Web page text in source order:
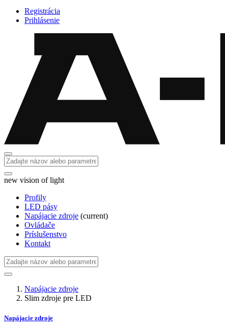
Registrácia
Prihlásenie
new vision of light
Profily
LED pásy
Napájacie zdroje (current)
Ovládače
Príslušenstvo
Kontakt
Napájacie zdroje
Slim zdroje pre LED
Napájacie zdroje